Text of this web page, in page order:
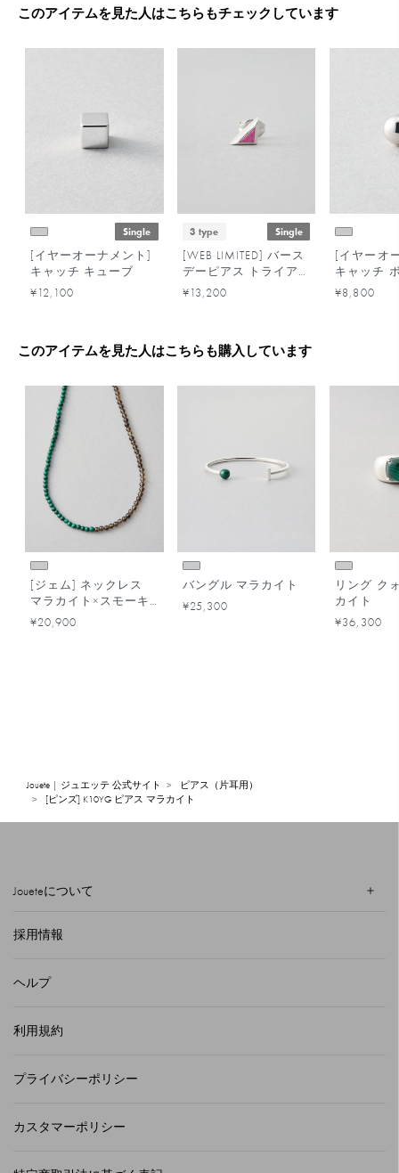
このアイテムを見た人はこちらもチェックしています
Single
[イヤーオーナメント]
キャッチ キューブ
¥12,100
3 type Single
[WEB LIMITED] バース
デーピアス トライア
ングル /5月・7月・9
¥13,200
[イヤーオ
キャッチ
¥8,800
このアイテムを見た人はこちらも購入しています
[ジェム] ネックレス
マラカイト×スモーキ
ークォーツ
¥20,900
バングル マラカイト
¥25,300
リング ク
カイト
¥36,300
Jouete | ジュエッテ 公式サイト
ピアス（片耳用）
[ピンズ] K10YG ピアス マラカイト
Joueteについて
採用情報
ヘルプ
利用規約
プライバシーポリシー
カスタマーポリシー